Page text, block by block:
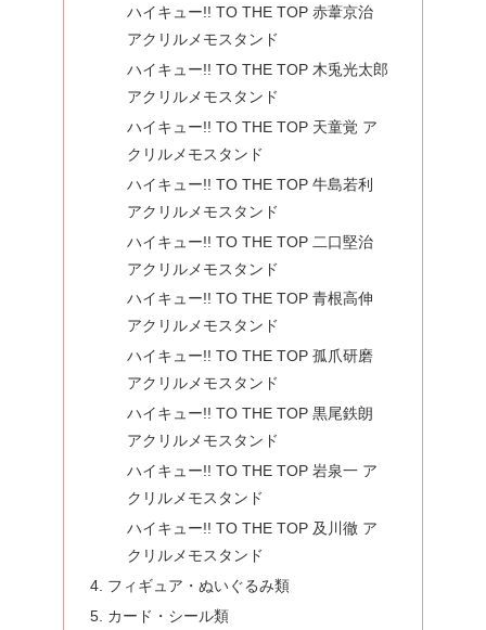
ハイキュー!! TO THE TOP 赤葦京治
アクリルメモスタンド
ハイキュー!! TO THE TOP 木兎光太郎
アクリルメモスタンド
ハイキュー!! TO THE TOP 天童覚 ア
クリルメモスタンド
ハイキュー!! TO THE TOP 牛島若利
アクリルメモスタンド
ハイキュー!! TO THE TOP 二口堅治
アクリルメモスタンド
ハイキュー!! TO THE TOP 青根高伸
アクリルメモスタンド
ハイキュー!! TO THE TOP 孤爪研磨
アクリルメモスタンド
ハイキュー!! TO THE TOP 黒尾鉄朗
アクリルメモスタンド
ハイキュー!! TO THE TOP 岩泉一 ア
クリルメモスタンド
ハイキュー!! TO THE TOP 及川徹 ア
クリルメモスタンド
フィギュア・ぬいぐるみ類
カード・シール類